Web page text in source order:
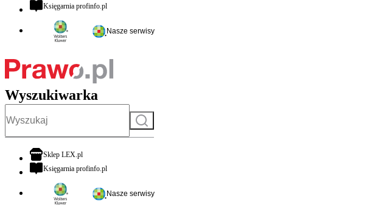
Księgarnia profinfo.plotwiera się w nowej karcie
Nasze serwisy
Wyszukiwarka
Szukaj
Sklep LEX.plotwiera się w nowej karcie
Księgarnia profinfo.plotwiera się w nowej karcie
Nasze serwisy